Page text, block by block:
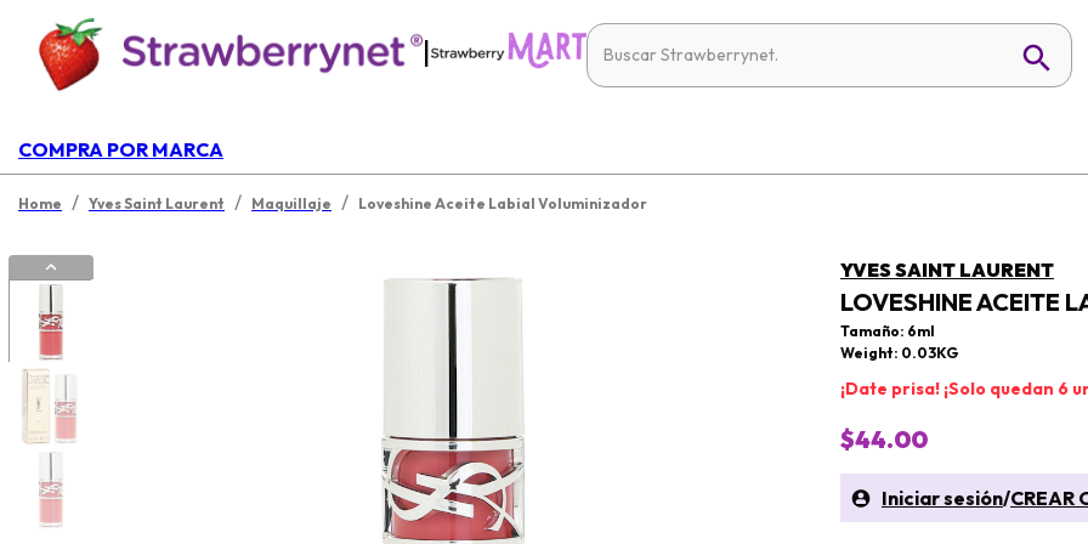
|
COMPRA POR MARCA
Home / Yves Saint Laurent / Maquillaje / Loveshine Aceite Labial Voluminizador
YVES SAINT LAURENT
LOVESHINE ACEITE
Tamaño: 6ml
Weight: 0.03KG
¡Date prisa! ¡Solo quedan 6
$44.00
Iniciar sesión/CREAR